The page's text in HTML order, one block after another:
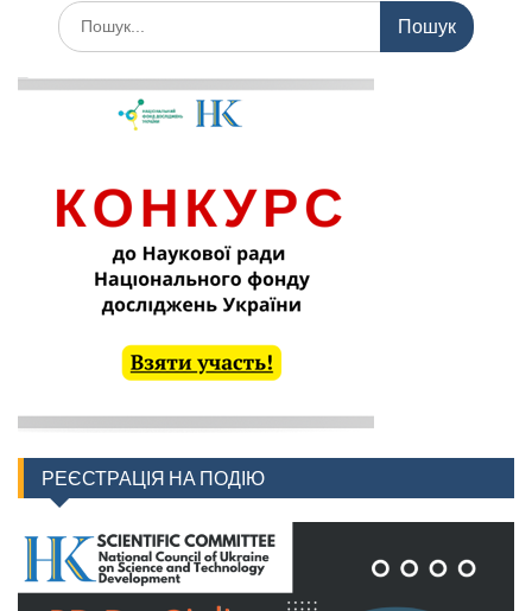
Шукати:
РЕЄСТРАЦІЯ НА ПОДІЮ